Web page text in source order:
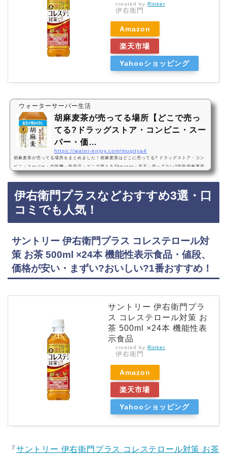
created by Rinker
伊右衛門
Amazon
楽天市場
Yahooショッピング
ウォーターサーバー生活
胡麻麦茶が売ってる場所【どこで売っ
てる?ドラッグストア・コンビニ・スー
パー・価…
https://water-enjoy.com/mugitya4
胡麻麦茶が売ってる場所をまとめました！胡麻麦茶はどこに売ってる? ドラッグストア・コン
ビニ・スーパー・自販機・販売店・どこで買える?Amazon・楽天・売ってない?市販胡麻麦茶
は、ドラッグストア、コンビニ、スーパー、自販機に売っています！店舗によっては売ってな
め3選・口コミでも人気！ サントリー 胡麻麦茶 350ml×24本・まずい?おいしい?値段、価格が
安い・コスパ最強！効果・1番おすすめ！『 サントリー 胡麻麦茶 350ml×24本』は、血圧…
伊右衛門プラスなどおすすめ3選・口
コミでも人気！
サントリー 伊右衛門プラス コレステロール対
策 お茶 500ml ×24本 機能性表示食品・値段、
価格が安い・まずい?おいしい?1番おすすめ！
サントリー 伊右衛門プラ
ス コレステロール対策 お
茶 500ml ×24本 機能性表
示食品
created by Rinker
伊右衛門
Amazon
楽天市場
Yahooショッピング
『サントリー 伊右衛門プラス コレステロール対策 お茶